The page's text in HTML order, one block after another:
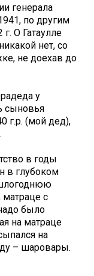
генерала
по другим
О Гатаулле
нет, со
не доехав до
у
сыновья
г.р. (мой дед),
в годы
в глубоком
с
было
на матраце
на
– шаровары.